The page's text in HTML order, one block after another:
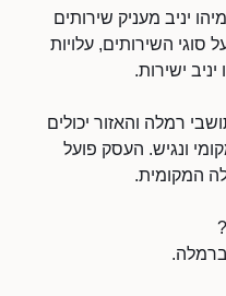
יניב מעניק שירותים
סוגי השירותים, עלויות
יניב ישירות.
רמלה והאזור יכולים
ונגיש. העסק פועל
המקומית.
ברמלה.